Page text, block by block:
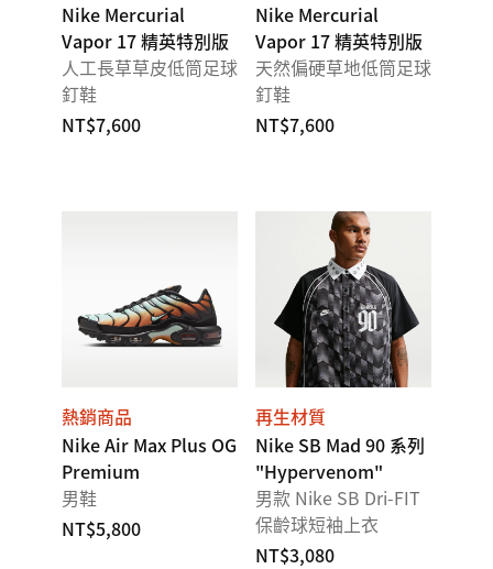
Nike Mercurial
Vapor 17 精英特別版
人工長草草皮低筒足球
釘鞋
NT$7,600
Nike Mercurial
Vapor 17 精英特別版
天然偏硬草地低筒足球
釘鞋
NT$7,600
熱銷商品
Nike Air Max Plus OG
Premium
男鞋
NT$5,800
再生材質
Nike SB Mad 90 系列
"Hypervenom"
男款 Nike SB Dri-FIT
保齡球短袖上衣
NT$3,080